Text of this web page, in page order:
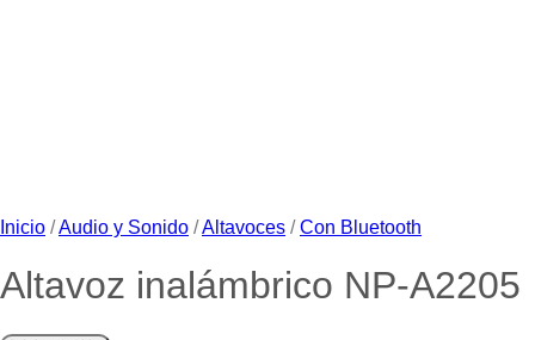
Inicio /Audio y Sonido /Altavoces / Con Bluetooth
Altavoz inalámbrico NP-A2205